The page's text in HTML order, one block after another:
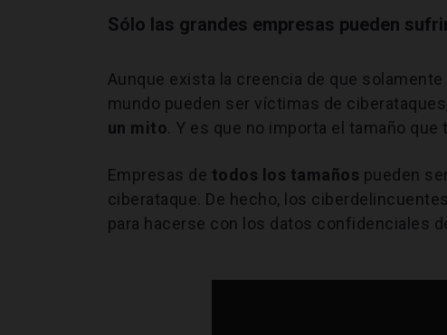
Sólo las grandes empresas pueden
Aunque exista la creencia de que
mundo pueden ser víctimas de ciberataques,
un mito. Y es que no importa el tamaño
Empresas de todos los tamaños pueden ser
ciberataque. De hecho, los
para hacerse con los datos confidenciales